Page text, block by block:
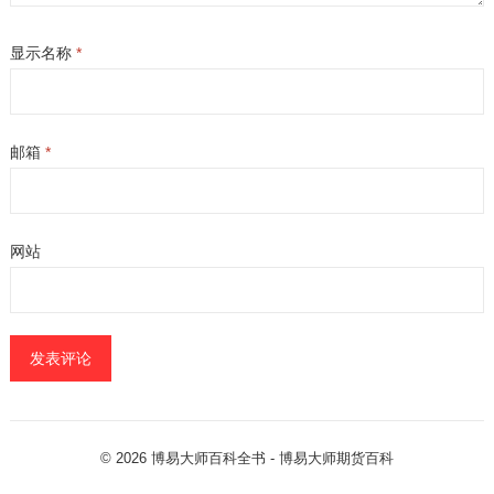
显示名称 *
邮箱 *
网站
© 2026 博易大师百科全书 - 博易大师期货百科